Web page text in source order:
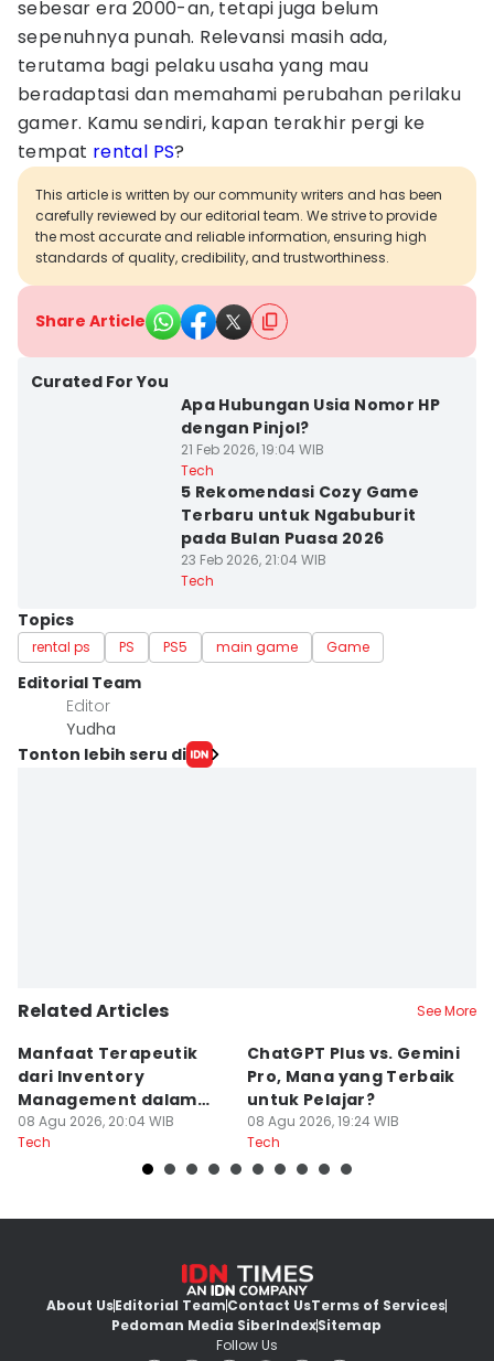
sebesar era 2000-an, tetapi juga belum
sepenuhnya punah. Relevansi masih ada,
terutama bagi pelaku usaha yang mau
beradaptasi dan memahami perubahan perilaku
gamer. Kamu sendiri, kapan terakhir pergi ke
tempat rental PS?
This article is written by our community writers and has been
carefully reviewed by our editorial team. We strive to provide
the most accurate and reliable information, ensuring high
standards of quality, credibility, and trustworthiness.
Share Article
Curated For You
Apa Hubungan Usia Nomor HP
dengan Pinjol?
21 Feb 2026, 19:04 WIB
Tech
5 Rekomendasi Cozy Game
Terbaru untuk Ngabuburit
pada Bulan Puasa 2026
23 Feb 2026, 21:04 WIB
Tech
Topics
rental ps PS PS5 main game Game
Editorial Team
Editor
Yudha ‎
Tonton lebih seru di
Related Articles See More
Manfaat Terapeutik
dari Inventory
Management dalam
Cozy Game
08 Agu 2026, 20:04 WIB
Tech
ChatGPT Plus vs. Gemini
Pro, Mana yang Terbaik
untuk Pelajar?
08 Agu 2026, 19:24 WIB
Tech
About UsEditorial TeamContact UsTerms of Services
Pedoman Media SiberIndexSitemap
Follow Us